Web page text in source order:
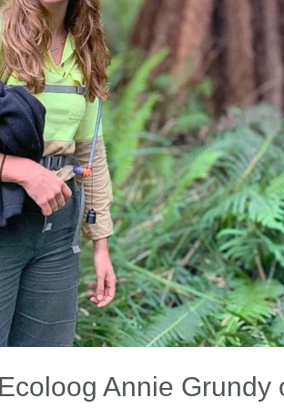
Annie Grundy